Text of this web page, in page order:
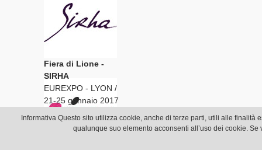
Fiera di Lione -
SIRHA
EUREXPO - LYON /
21-25 gennaio 2017
visit website >>>
Informativa Questo sito utilizza cookie, anche di terze parti, utili alle
qualunque suo elemento acconsenti all’uso dei cookie.